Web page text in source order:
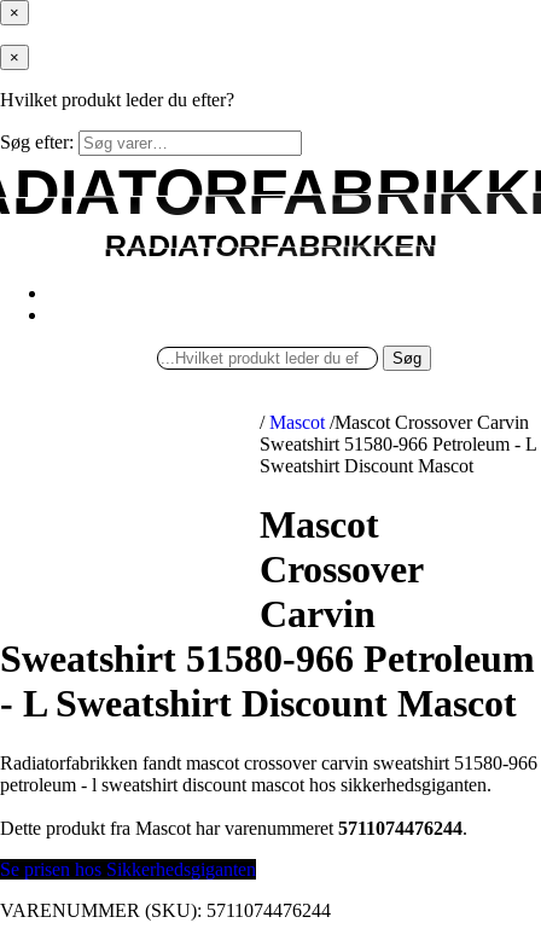
×
×
Hvilket produkt leder du efter?
Søg efter:
RADIATORFABRIKKEN
RADIATORFABRIKKEN
Søg
/ Mascot /Mascot Crossover Carvin
Sweatshirt 51580-966 Petroleum - L
Sweatshirt Discount Mascot
Mascot
Crossover
Carvin
Sweatshirt 51580-966 Petroleum
- L Sweatshirt Discount Mascot
Radiatorfabrikken fandt mascot crossover carvin sweatshirt 51580-966
petroleum - l sweatshirt discount mascot hos sikkerhedsgiganten.
Dette produkt fra Mascot har varenummeret 5711074476244.
Se prisen hos Sikkerhedsgiganten
VARENUMMER (SKU): 5711074476244